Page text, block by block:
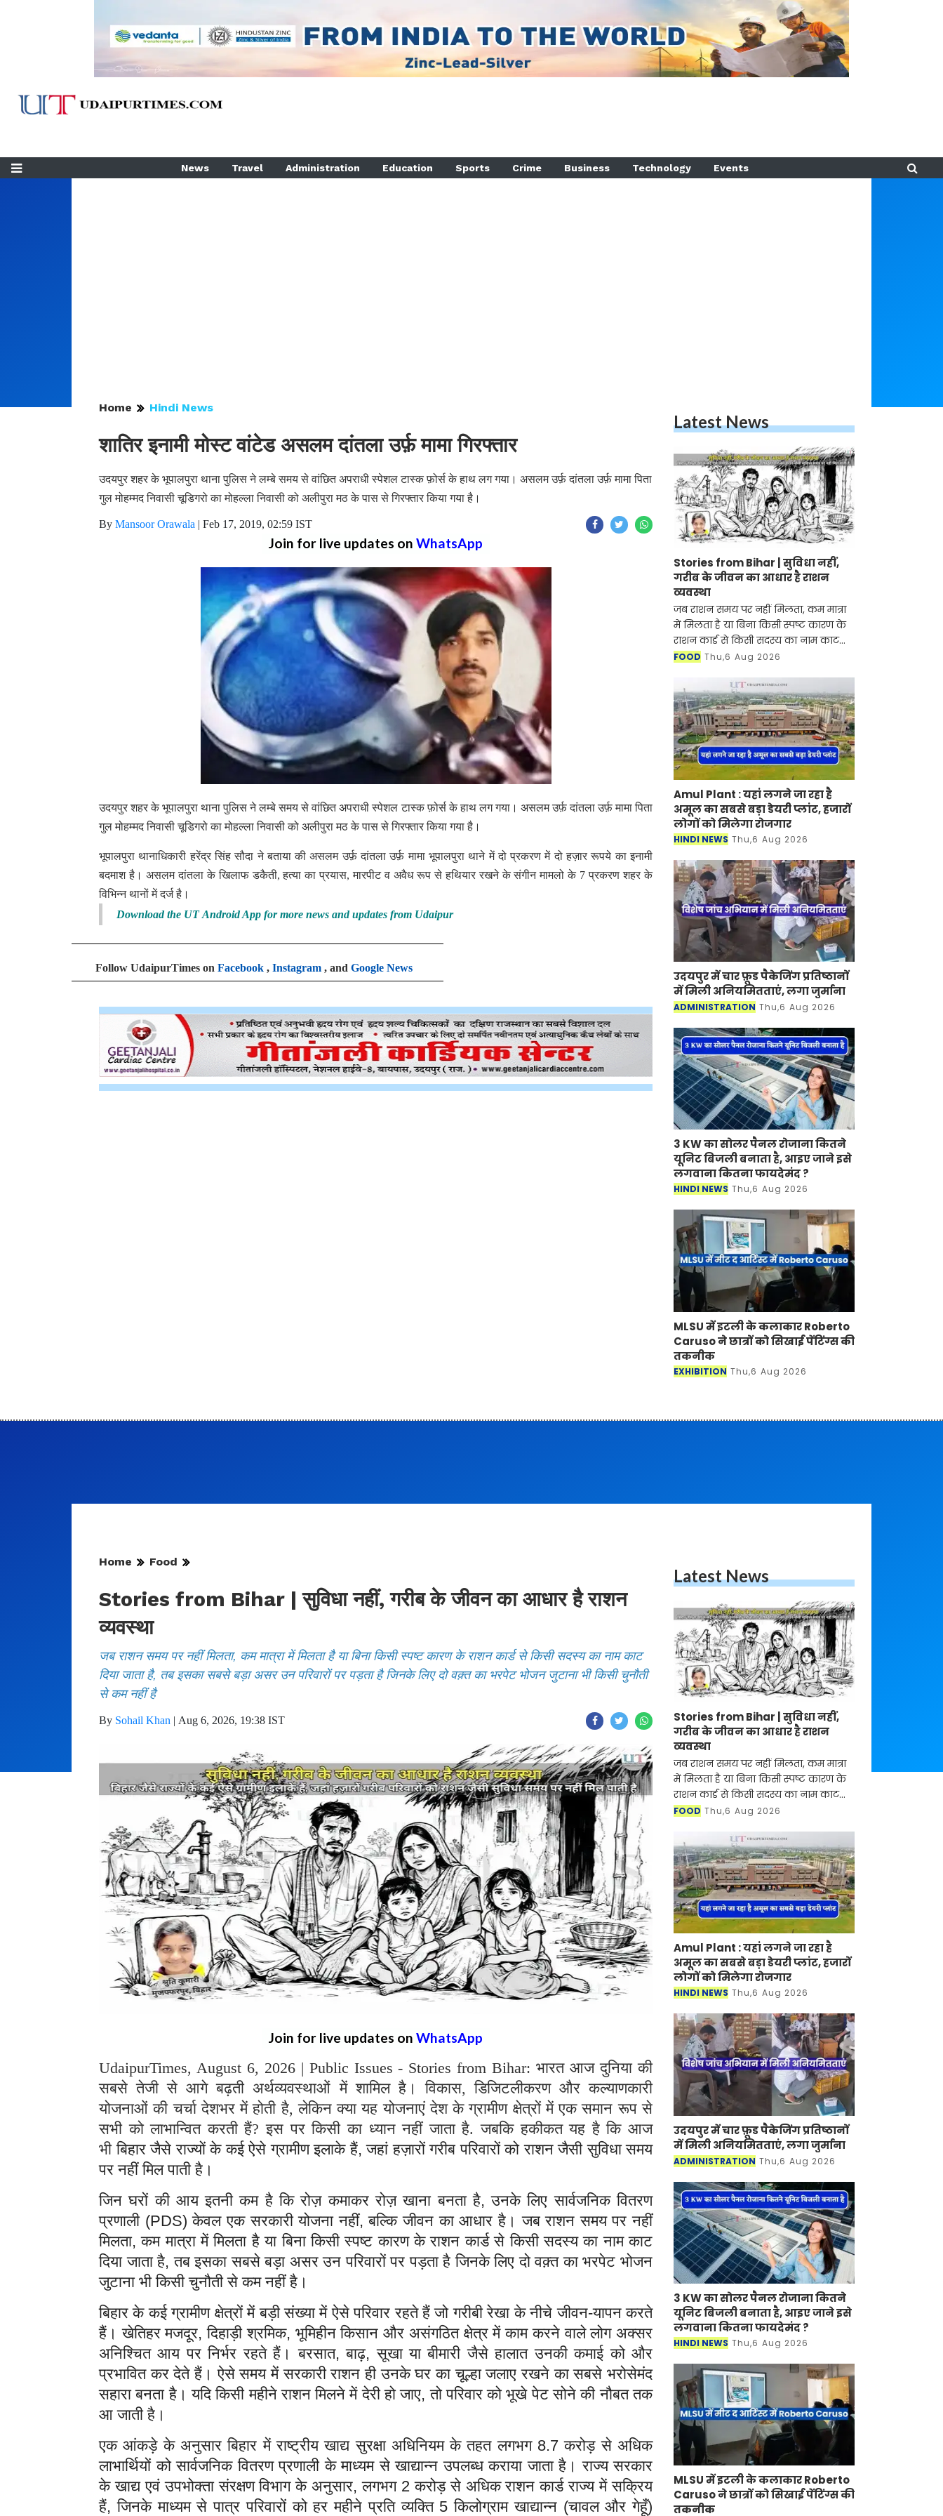
News Travel Administration Education Sports Crime Business Technology Events
Home Hindi News
शातिर इनामी मोस्ट वांटेड असलम दांतला उर्फ़ मामा गिरफ्तार
उदयपुर शहर के भूपालपुरा थाना पुलिस ने लम्बे समय से वांछित अपराधी स्पेशल टास्क फ़ोर्स के हाथ लग गया। असलम उर्फ़ दांतला उर्फ़ मामा पिता
गुल मोहम्मद निवासी चूडिगरो का मोहल्ला निवासी को अलीपुरा मठ के पास से गिरफ्तार किया गया है।
By Mansoor Orawala | Feb 17, 2019, 02:59 IST
Join for live updates on WhatsApp
उदयपुर शहर के भूपालपुरा थाना पुलिस ने लम्बे समय से वांछित अपराधी स्पेशल टास्क फ़ोर्स के हाथ लग गया। असलम उर्फ़ दांतला उर्फ़ मामा पिता
गुल मोहम्मद निवासी चूडिगरो का मोहल्ला निवासी को अलीपुरा मठ के पास से गिरफ्तार किया गया है।
भूपालपुरा थानाधिकारी हरेंद्र सिंह सौदा ने बताया की असलम उर्फ़ दांतला उर्फ़ मामा भूपालपुरा थाने में दो प्रकरण में दो हज़ार रूपये का इनामी
बदमाश है। असलम दांतला के खिलाफ डकैती, हत्या का प्रयास, मारपीट व अवैध रूप से हथियार रखने के संगीन मामलो के 7 प्रकरण शहर के
विभिन्न थानों में दर्ज है।
Download the UT Android App for more news and updates from Udaipur
Follow UdaipurTimes on Facebook , Instagram , and Google News
Latest News
Stories from Bihar | सुविधा नहीं,
गरीब के जीवन का आधार है राशन
व्यवस्था
जब राशन समय पर नहीं मिलता, कम मात्रा
में मिलता है या बिना किसी स्पष्ट कारण के
राशन कार्ड से किसी सदस्य का नाम काट
दिया जाता है, तब इसका सबसे बड़ा असर उन
भरप
FOOD Thu,6 Aug 2026
Amul Plant : यहां लगने जा रहा है
अमूल का सबसे बड़ा डेयरी प्लांट, हजारों
लोगों को मिलेगा रोजगार
HINDI NEWS Thu,6 Aug 2026
उदयपुर में चार फ़ूड पैकेजिंग प्रतिष्ठानों
में मिली अनियमितताएं, लगा जुर्माना
ADMINISTRATION Thu,6 Aug 2026
3 KW का सोलर पैनल रोजाना कितने
यूनिट बिजली बनाता है, आइए जाने इसे
लगवाना कितना फायदेमंद ?
HINDI NEWS Thu,6 Aug 2026
MLSU में इटली के कलाकार Roberto
Caruso ने छात्रों को सिखाई पेंटिंग्स की
तकनीक
EXHIBITION Thu,6 Aug 2026
Home Food
Stories from Bihar | सुविधा नहीं, गरीब के जीवन का आधार है राशन
व्यवस्था
जब राशन समय पर नहीं मिलता, कम मात्रा में मिलता है या बिना किसी स्पष्ट कारण के राशन कार्ड से किसी सदस्य का नाम काट
दिया जाता है, तब इसका सबसे बड़ा असर उन परिवारों पर पड़ता है जिनके लिए दो वक़्त का भरपेट भोजन जुटाना भी किसी चुनौती
से कम नहीं है
By Sohail Khan | Aug 6, 2026, 19:38 IST
Join for live updates on WhatsApp
UdaipurTimes, August 6, 2026 | Public Issues - Stories from Bihar: भारत आज दुनिया की
सबसे तेजी से आगे बढ़ती अर्थव्यवस्थाओं में शामिल है। विकास, डिजिटलीकरण और कल्याणकारी
योजनाओं की चर्चा देशभर में होती है, लेकिन क्या यह योजनाएं देश के ग्रामीण क्षेत्रों में एक समान रूप से
सभी को लाभान्वित करती हैं? इस पर किसी का ध्यान नहीं जाता है. जबकि हकीकत यह है कि आज
भीबिहार जैसे राज्यों के कई ऐसे ग्रामीण इलाके हैं, जहां हज़ारों गरीब परिवारों को राशन जैसी सुविधा समय
पर नहीं मिल पाती है।
जिन घरों की आय इतनी कम है कि रोज़ कमाकर रोज़ खाना बनता है, उनके लिए सार्वजनिक वितरण
प्रणाली (PDS) केवल एक सरकारी योजना नहीं, बल्कि जीवन का आधार है। जब राशन समय पर नहीं
मिलता, कम मात्रा में मिलता है या बिना किसी स्पष्ट कारण के राशन कार्ड से किसी सदस्य का नाम काट
दिया जाता है, तब इसका सबसे बड़ा असर उन परिवारों पर पड़ता है जिनके लिए दो वक़्त का भरपेट भोजन
जुटाना भी किसी चुनौती से कम नहीं है।
बिहार के कई ग्रामीण क्षेत्रों में बड़ी संख्या में ऐसे परिवार रहते हैं जो गरीबी रेखा के नीचे जीवन-यापन करते
हैं। खेतिहर मजदूर, दिहाड़ी श्रमिक, भूमिहीन किसान और असंगठित क्षेत्र में काम करने वाले लोग अक्सर
अनिश्चित आय पर निर्भर रहते हैं। बरसात, बाढ़, सूखा या बीमारी जैसे हालात उनकी कमाई को और
प्रभावित कर देते हैं। ऐसे समय में सरकारी राशन ही उनके घर का चूल्हा जलाए रखने का सबसे भरोसेमंद
सहारा बनता है। यदि किसी महीने राशन मिलने में देरी हो जाए, तो परिवार को भूखे पेट सोने की नौबत तक
आ जाती है।
एक आंकड़े के अनुसार बिहार में राष्ट्रीय खाद्य सुरक्षा अधिनियम के तहत लगभग 8.7 करोड़ से अधिक
लाभार्थियों को सार्वजनिक वितरण प्रणाली के माध्यम से खाद्यान्न उपलब्ध कराया जाता है। राज्य सरकार
के खाद्य एवं उपभोक्ता संरक्षण विभाग के अनुसार, लगभग 2 करोड़ से अधिक राशन कार्ड राज्य में सक्रिय
हैं, जिनके माध्यम से पात्र परिवारों को हर महीने प्रति व्यक्ति 5 किलोग्राम खाद्यान्न (चावल और गेहूँ)
Latest News
Stories from Bihar | सुविधा नहीं,
गरीब के जीवन का आधार है राशन
व्यवस्था
जब राशन समय पर नहीं मिलता, कम मात्रा
में मिलता है या बिना किसी स्पष्ट कारण के
राशन कार्ड से किसी सदस्य का नाम काट
दिया जाता है, तब इसका सबसे बड़ा असर उन
भरप
FOOD Thu,6 Aug 2026
Amul Plant : यहां लगने जा रहा है
अमूल का सबसे बड़ा डेयरी प्लांट, हजारों
लोगों को मिलेगा रोजगार
HINDI NEWS Thu,6 Aug 2026
उदयपुर में चार फ़ूड पैकेजिंग प्रतिष्ठानों
में मिली अनियमितताएं, लगा जुर्माना
ADMINISTRATION Thu,6 Aug 2026
3 KW का सोलर पैनल रोजाना कितने
यूनिट बिजली बनाता है, आइए जाने इसे
लगवाना कितना फायदेमंद ?
HINDI NEWS Thu,6 Aug 2026
MLSU में इटली के कलाकार Roberto
Caruso ने छात्रों को सिखाई पेंटिंग्स की
तकनीक